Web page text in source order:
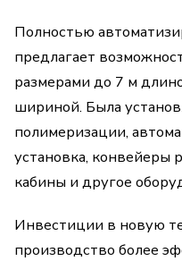
Полностью
предлагает
размерами до 7 м
шириной. Была
полимеризации,
установка, конвейеры
кабины и другое
Инвестиции в новую
производство более